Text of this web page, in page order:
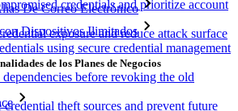
De Correo Electrónico
Dispositivos Ilimitados
de los Planes de Negocios
credentials and prioritize account
exposure and reduce attack surface
using secure credential management
before revoking the old
theft sources and prevent future